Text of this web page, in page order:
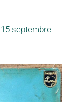
15 septembre